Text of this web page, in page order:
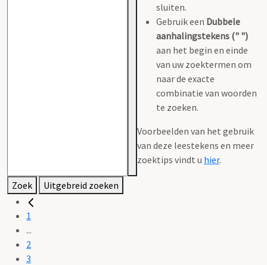
sluiten.
Gebruik een Dubbele
aanhalingstekens (" ")
aan het begin en einde
van uw zoektermen om
naar de exacte
combinatie van woorden
te zoeken.
Voorbeelden van het gebruik
van deze leestekens en meer
zoektips vindt u hier.
Zoek Uitgebreid zoeken
1
...
2
3